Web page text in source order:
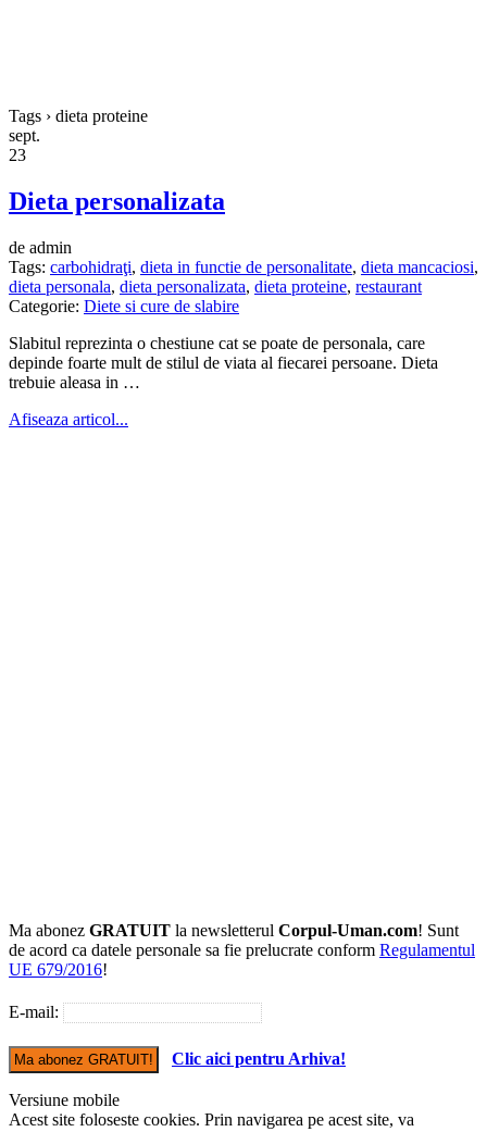
Tags › dieta proteine
sept.
23
Dieta personalizata
de admin
Tags: carbohidraţi, dieta in functie de personalitate, dieta mancaciosi,
dieta personala, dieta personalizata, dieta proteine, restaurant
Categorie: Diete si cure de slabire
Slabitul reprezinta o chestiune cat se poate de personala, care
depinde foarte mult de stilul de viata al fiecarei persoane. Dieta
trebuie aleasa in …
Afiseaza articol...
Ma abonez GRATUIT la newsletterul Corpul-Uman.com! Sunt
de acord ca datele personale sa fie prelucrate conform Regulamentul
UE 679/2016!
E-mail:
Clic aici pentru Arhiva!
Versiune mobile
Acest site foloseste cookies. Prin navigarea pe acest site, va